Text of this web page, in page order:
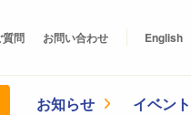
質問 お問い合わせ English
お知らせ イベント